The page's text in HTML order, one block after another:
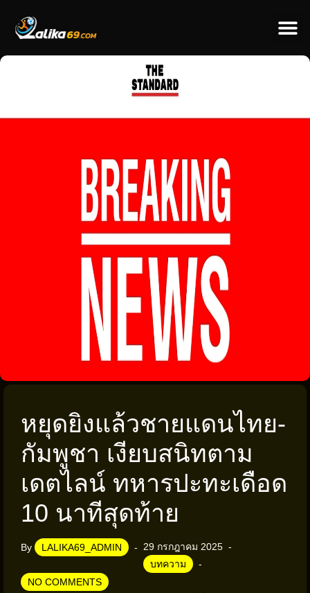
หยุดยิงแล้วชายแดนไทย-
กัมพูชา เงียบสนิทตาม
เดตไลน์ ทหารปะทะเดือด
10 นาทีสุดท้าย
By LALIKA69_ADMIN
29 กรกฎาคม 2025
บทความ
NO COMMENTS